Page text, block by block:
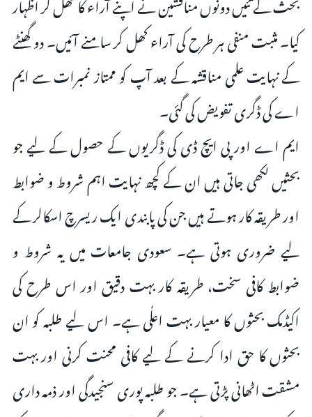
کیا۔ مثبت منفی ہر طرح کی آراء کھل کر سامنے آئیں۔ دو گھنٹے
کے نہایت علمی مناقشہ کے بعد آپ کو ممتاز نمبرات سے ایم
اے کی ڈگری تفویض کی گئی۔
ایم اے اور پی ایچ ڈی کی ڈگریوں کے حصول کے لیے جو
بحثیں لکھی جاتی ہیں ان کے کچھ نہایت اہم شروط و ضوابط
اور طریقہ کار ہوتے ہیں جن کی پابندی ایک ریسرچ اسکالر کے
لیے ضروری ہوتی ہے۔ سعودی جامعات میں یہ شروط و
ضوابط کافی سخت، طریقہ کار بہت دقیق اور اس طرح کی
اکیڈمک بحثوں کا معیار بہت اعلٰی ہے۔ اس لیے طلبہ کو ان
بحثوں کا حق ادا کرنے کے لیے کافی محنت کرنی اور بہت
مشقت اٹھانی پڑتی ہے۔ جو طلبہ پوری سنجیدگی اور ذمہ داری